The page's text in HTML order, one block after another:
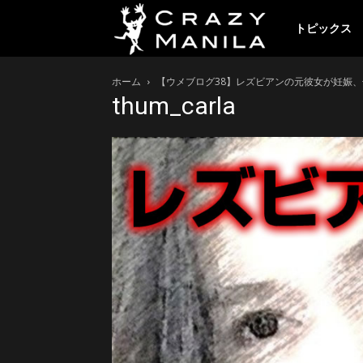
レ
イ
ジ
マ
トピックス
ホーム 【ウメブログ38】レズビアンの元彼女が妊娠
thum_carla